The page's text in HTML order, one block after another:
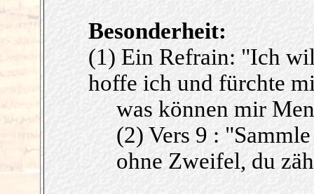
Besonderheit:
(1) Ein Refrain: "Ich
hoffe ich und fürchte
was können mir
(2) Vers 9 :
ohne Zweifel, du